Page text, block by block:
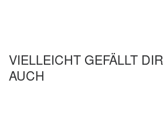
VIELLEICHT GEFÄLLT DIR
AUCH